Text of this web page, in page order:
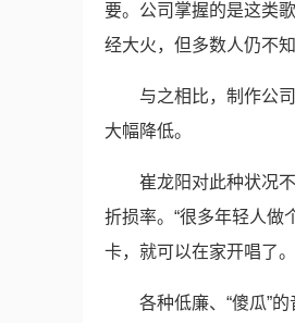
要。公司掌握的是这类
经大火，但多数人仍不
与之相比，制作公
大幅降低。
崔龙阳对此种状况
折损率。“很多年轻人做
卡，就可以在家开唱了。
各种低廉、“傻瓜”